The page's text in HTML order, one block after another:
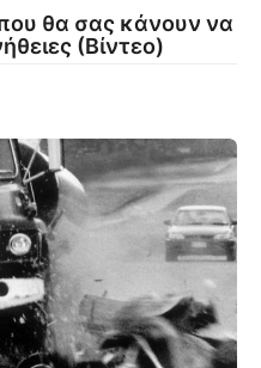
θα σας κάνουν να
(Βίντεο)